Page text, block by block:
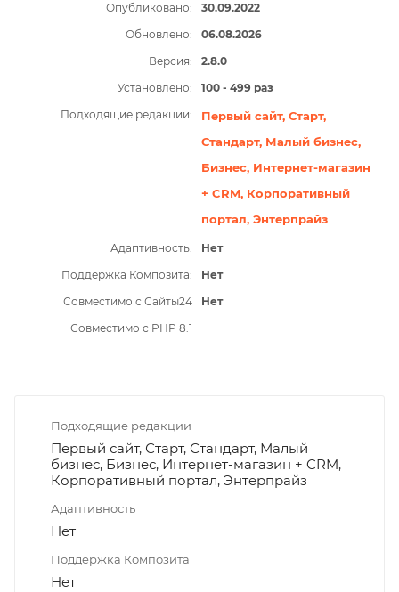
Опубликовано:
30.09.2022
Обновлено:
06.08.2026
Версия:
2.8.0
Установлено:
100 - 499 раз
Подходящие редакции:
Первый сайт, Старт,
Стандарт, Малый бизнес,
Бизнес, Интернет-магазин
+ CRM, Корпоративный
портал, Энтерпрайз
Адаптивность:
Нет
Поддержка Композита:
Нет
Совместимо с Сайты24
Нет
Совместимо с PHP 8.1
Подходящие редакции
Первый сайт, Старт, Стандарт, Малый
бизнес, Бизнес, Интернет-магазин + CRM,
Корпоративный портал, Энтерпрайз
Адаптивность
Нет
Поддержка Композита
Нет